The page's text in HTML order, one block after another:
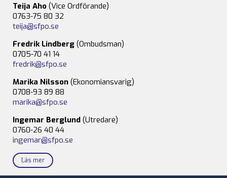
Teija Aho (Vice Ordförande)
0763-75 80 32
teija@sfpo.se
Fredrik Lindberg (Ombudsman)
0705-70 41 14
fredrik@sfpo.se
Marika Nilsson (Ekonomiansvarig)
0708-93 89 88
marika@sfpo.se
Ingemar Berglund (Utredare)
0760-26 40 44
ingemar@sfpo.se
Läs mer